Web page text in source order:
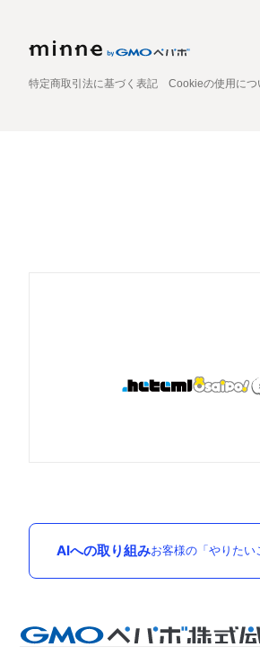
特定商取引法に基づく表記 Cookieの使用につ
AIへの取り組みお客様の「やりたい